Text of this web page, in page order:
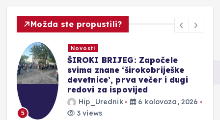
Možda ste propustili?
5
Novosti
ŠIROKI BRIJEG: Započele
svima znane ‘širokobriješke
devetnice’, prva večer i dugi
redovi za ispovijed
Hip_Urednik
6 kolovoza, 2026
3 views